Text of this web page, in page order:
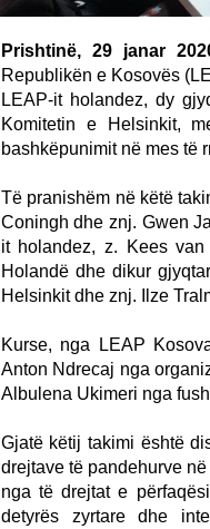
Prishtinë, 29 janar
Republikën e Kosovës
LEAP-it holandez, dy
Komitetin e Helsinkit,
bashkëpunimit në mes të
Të pranishëm në këtë
Coningh dhe znj. Gwen
it holandez, z. Kees
Holandë dhe dikur
Helsinkit dhe znj. Ilze
Kurse, nga LEAP
Anton Ndrecaj nga
Albulena Ukimeri nga
Gjatë këtij takimi është
drejtave të pandehurve
nga të drejtat e
detyrës zyrtare dhe